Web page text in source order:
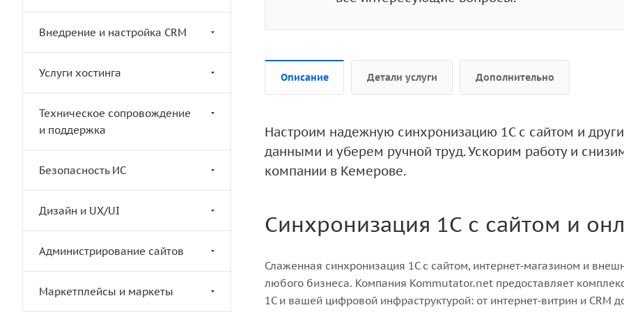
Описание Детали услуги Дополнительно
Настроим надежную синхронизацию 1С с сайтом и
данными и уберем ручной труд. Ускорим работу и
компании в Кемерове.
Синхронизация 1С с сайтом и
Слаженная синхронизация 1С с сайтом, интернет‑магазином и
любого бизнеса. Компания Kommutator.net предоставляет
1С и вашей цифровой инфраструктурой: от интернет‑витрин и CRM
Внедрение и настройка CRM
Услуги хостинга
Техническое сопровождение
и поддержка
Безопасность ИС
Дизайн и UX/UI
Администрирование сайтов
Маркетплейсы и маркеты